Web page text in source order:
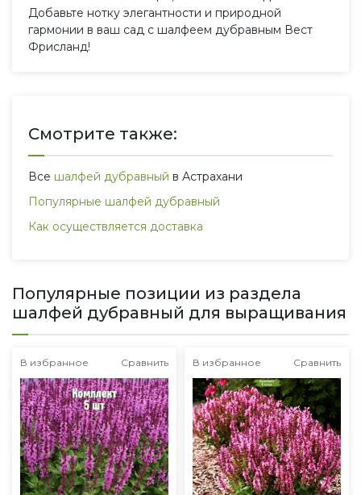
Добавьте нотку элегантности и природной
гармонии в ваш сад с шалфеем дубравным Вест
Фрисланд!
Смотрите также:
Все шалфей дубравный в Астрахани
Популярные шалфей дубравный
Как осуществляется доставка
Популярные позиции из раздела
шалфей дубравный для выращивания
В избранное Сравнить В избранное Сравнить